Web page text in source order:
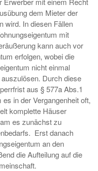
dem Mieter der
wird. In diesen Fällen
mit
kann auch vor
erfolgen, wobei die
nicht einmal
Durch diese
aus § 577a Abs.1
in der Vergangenheit oft,
komplette Häuser
es zunächst zu
Erst danach
an den
die Aufteilung auf die